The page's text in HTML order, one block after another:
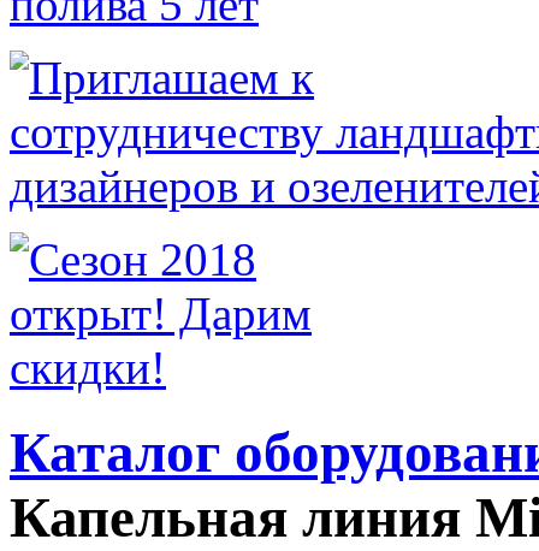
Каталог
Капельная линия